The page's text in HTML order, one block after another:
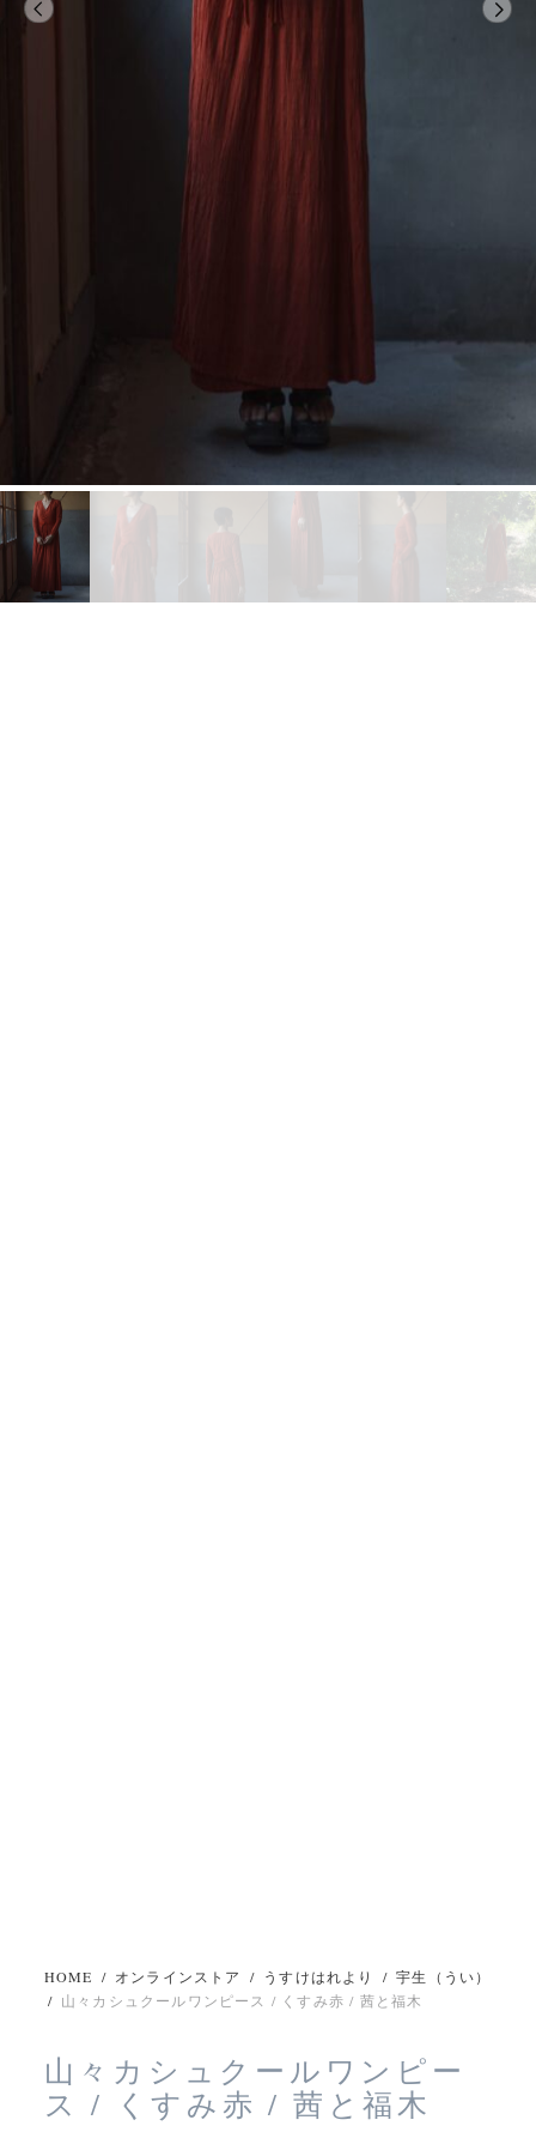
HOME / オンラインストア / うすけはれより / 宇生（うい）
/ 山々カシュクールワンピース / くすみ赤 / 茜と福木
山々カシュクールワンピー
ス / くすみ赤 / 茜と福木